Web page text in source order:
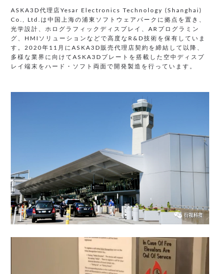
ASKA3D代理店Yesar Electronics Technology (Shanghai)
Co., Ltd.は中国上海の浦東ソフトウェアパークに拠点を置き、
光学設計、ホログラフィックディスプレイ、ARプログラミン
グ、HMIソリューションなどで高度なR&D技術を保有していま
す。2020年11月にASKA3D販売代理店契約を締結して以降、
多様な業界に向けてASKA3Dプレートを搭載した空中ディスプ
レイ端末をハード・ソフト両面で開発製造を行っています。